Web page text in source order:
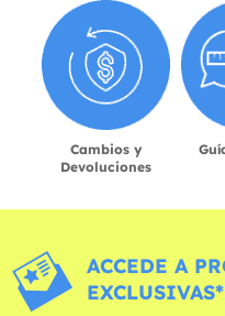
Cambios y
Devoluciones
ACCEDE A
EXCLUSIVAS*